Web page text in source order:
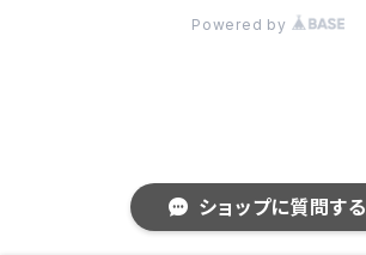
ショップに質問する
Powered by